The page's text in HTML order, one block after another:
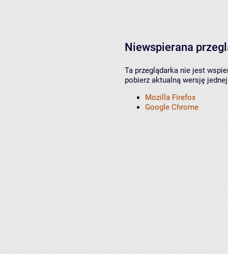
Niewspierana
Ta przeglądarka nie jest
pobierz aktualną wersję
Mozilla Firefox
Google Chrome